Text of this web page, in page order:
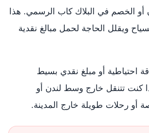
أو الخصم في البلاك كاب الرسمي. هذا
ويقلل الحاجة لحمل مبالغ نقدية
احتياطية أو مبلغ نقدي بسيط
كنت تتنقل خارج وسط لندن أو
رحلات طويلة خارج المدينة.